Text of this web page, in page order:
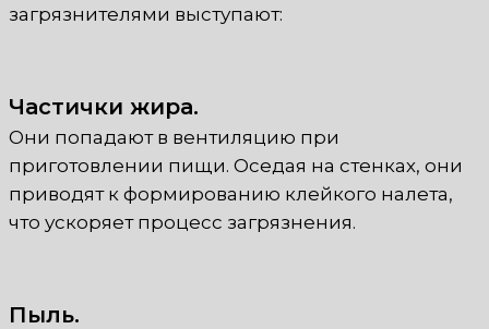
загрязнителями выступают:
Частички жира.
Они попадают в вентиляцию при
приготовлении пищи. Оседая на стенках, они
приводят к формированию клейкого налета,
что ускоряет процесс загрязнения.
Пыль.